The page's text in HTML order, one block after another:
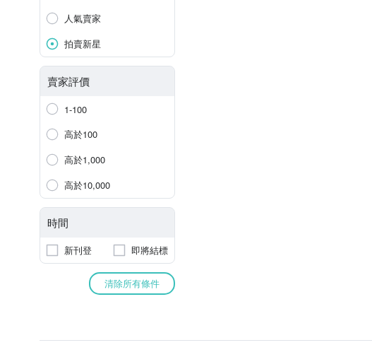
人氣賣家
拍賣新星
賣家評價
1-100
高於100
高於1,000
高於10,000
時間
新刊登 即將結標
清除所有條件